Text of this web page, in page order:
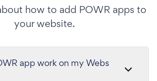
how to add POWR apps to
your website.
app work on my Webs